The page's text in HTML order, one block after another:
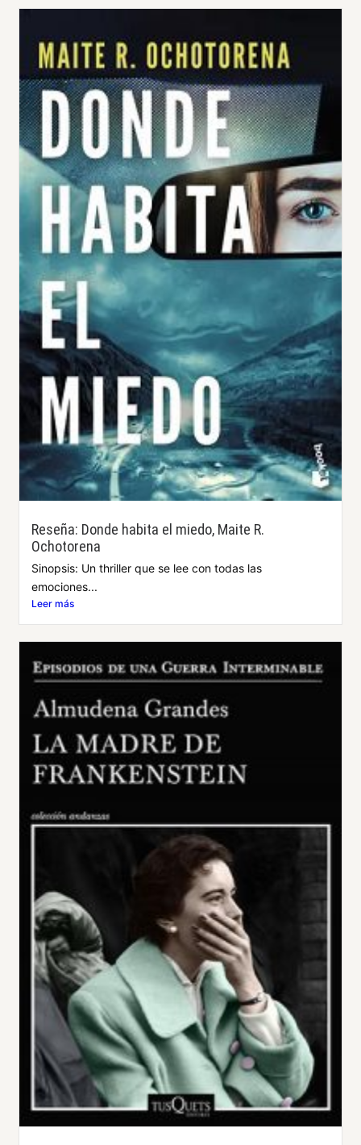
Reseña: Donde habita el miedo, Maite R.
Ochotorena
Sinopsis: Un thriller que se lee con todas las
emociones...
Leer más